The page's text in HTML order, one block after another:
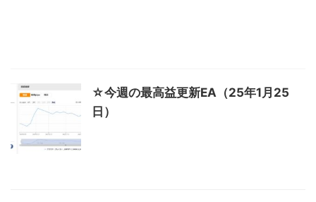
☆今週の最高益更新EA（25年1月25
日）